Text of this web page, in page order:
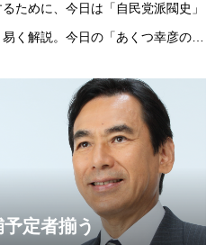
ために、今日は「自民党派閥史」
く解説。今日の「あくつ幸彦のテ
定者揃う